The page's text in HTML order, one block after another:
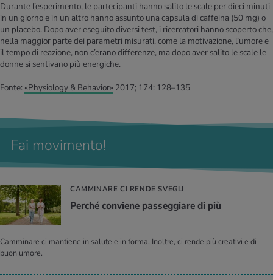
Durante l’esperimento, le partecipanti hanno salito le scale per dieci minuti
in un giorno e in un altro hanno assunto una capsula di caffeina (50 mg) o
un placebo. Dopo aver eseguito diversi test, i ricercatori hanno scoperto che,
nella maggior parte dei parametri misurati, come la motivazione, l’umore e
il tempo di reazione, non c’erano differenze, ma dopo aver salito le scale le
donne si sentivano più energiche.
Fonte: «Physiology & Behavior» 2017; 174: 128–135
Fai movimento!
CAMMINARE CI RENDE SVEGLI
Per­ché con­vie­ne pas­seg­gia­re di più
Camminare ci mantiene in salute e in forma. Inoltre, ci rende più creativi e di
buon umore.